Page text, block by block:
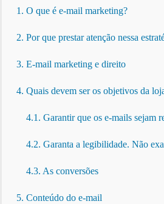
1. O que é e-mail marketing?
2. Por que prestar atenção nessa
3. E-mail marketing e direito
4. Quais devem ser os objetivos da
4.1. Garantir que os e-mails sejam
4.2. Garanta a legibilidade. Não
4.3. As conversões
5. Conteúdo do e-mail